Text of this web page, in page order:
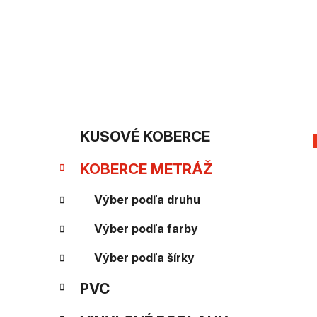
o
ý
p
a
kategórie
t
e
g
i
KUSOVÉ KOBERCE
KOBERCE METRÁŽ
Výber podľa druhu
Výber podľa farby
Výber podľa šírky
PVC